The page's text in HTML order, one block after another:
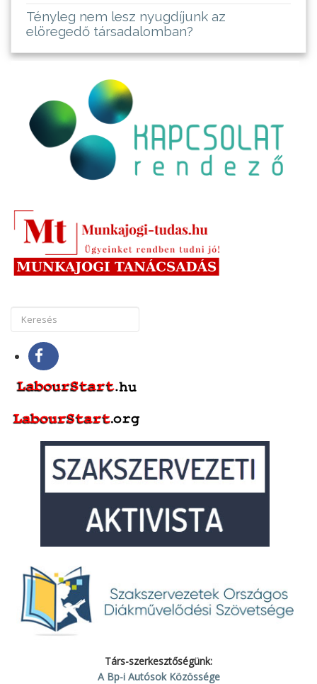
Tényleg nem lesz nyugdíjunk az
elöregedő társadalomban?
Társ-szerkesztőségünk:
A Bp-i Autósok Közössége